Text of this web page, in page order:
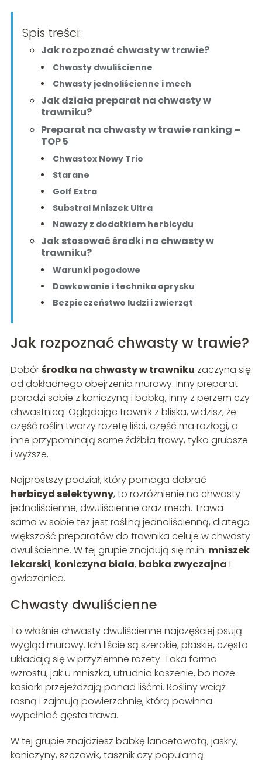
Spis treści:
Jak rozpoznać chwasty w trawie?
Chwasty dwuliścienne
Chwasty jednoliścienne i mech
Jak działa preparat na chwasty w
trawniku?
Preparat na chwasty w trawie ranking –
TOP 5
Chwastox Nowy Trio
Starane
Golf Extra
Substral Mniszek Ultra
Nawozy z dodatkiem herbicydu
Jak stosować środki na chwasty w
trawniku?
Warunki pogodowe
Dawkowanie i technika oprysku
Bezpieczeństwo ludzi i zwierząt
Jak rozpoznać chwasty w trawie?
Dobórśrodka na chwasty w trawniku zaczyna się
od dokładnego obejrzenia murawy. Inny preparat
poradzi sobie z koniczyną i babką, inny z perzem czy
chwastnicą. Oglądając trawnik z bliska, widzisz, że
część roślin tworzy rozetę liści, część ma rozłogi, a
inne przypominają same źdźbła trawy, tylko grubsze
i wyższe.
Najprostszy podział, który pomaga dobrać
herbicyd selektywny, to rozróżnienie na chwasty
jednoliścienne, dwuliścienne oraz mech. Trawa
sama w sobie też jest rośliną jednoliścienną, dlatego
większość preparatów do trawnika celuje w chwasty
dwuliścienne. W tej grupie znajdują się m.in. mniszek
lekarski, koniczyna biała, babka zwyczajna i
gwiazdnica.
Chwasty dwuliścienne
To właśnie chwasty dwuliścienne najczęściej psują
wygląd murawy. Ich liście są szerokie, płaskie, często
układają się w przyziemne rozety. Taka forma
wzrostu, jak u mniszka, utrudnia koszenie, bo noże
kosiarki przejeżdżają ponad liśćmi. Rośliny wciąż
rosną i zajmują powierzchnię, którą powinna
wypełniać gęsta trawa.
W tej grupie znajdziesz babkę lancetowatą, jaskry,
koniczyny, szczawik, tasznik czy popularną